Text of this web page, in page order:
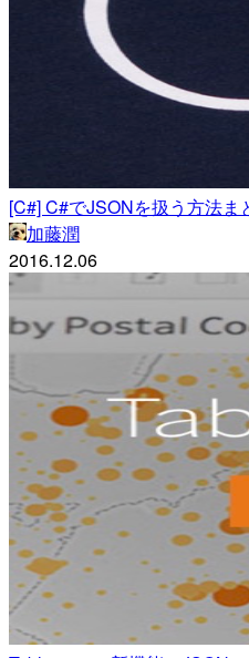
[C#] C#でJSONを扱う方法ま
加藤潤
2016.12.06